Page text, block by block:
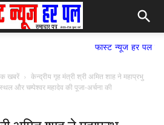
फास्ट न्यूज हर पल समाचार पत्र,
खबरें
केन्द्रीय गृह मंत्री श्री अमित शाह ने महाप्रभु
और चम्पेश्वर महादेव की पूजा-अर्चना की